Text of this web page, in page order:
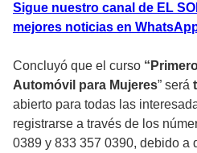
Sigue nuestro canal de EL
mejores noticias en
Concluyó que el curso
Automóvil para Mujeres” será
abierto para todas las
registrarse a través de los
0389 y 833 357 0390, debido a